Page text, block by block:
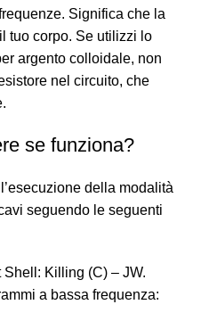
Significa che la
tuo corpo. Se utilizzi lo
argento colloidale, non
nel circuito, che
se funziona?
della modalità
seguendo le seguenti
Killing (C) – JW.
a bassa frequenza: